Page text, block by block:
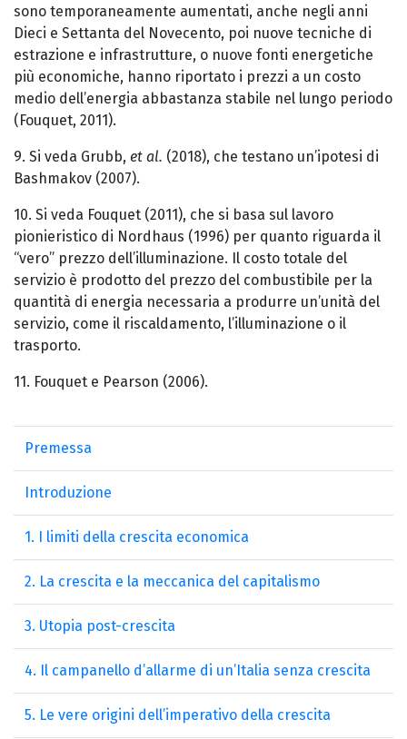
sono temporaneamente aumentati, anche negli anni
Dieci e Settanta del Novecento, poi nuove tecniche di
estrazione e infrastrutture, o nuove fonti energetiche
più economiche, hanno riportato i prezzi a un costo
medio dell’energia abbastanza stabile nel lungo periodo
(Fouquet, 2011).
9. Si veda Grubb, et al. (2018), che testano un’ipotesi di
Bashmakov (2007).
10. Si veda Fouquet (2011), che si basa sul lavoro
pionieristico di Nordhaus (1996) per quanto riguarda il
“vero” prezzo dell’illuminazione. Il costo totale del
servizio è prodotto del prezzo del combustibile per la
quantità di energia necessaria a produrre un’unità del
servizio, come il riscaldamento, l’illuminazione o il
trasporto.
11. Fouquet e Pearson (2006).
Premessa
Introduzione
1. I limiti della crescita economica
2. La crescita e la meccanica del capitalismo
3. Utopia post-crescita
4. Il campanello d’allarme di un’Italia senza crescita
5. Le vere origini dell’imperativo della crescita